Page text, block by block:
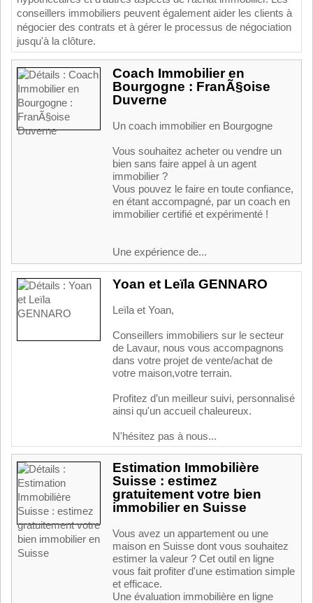
conseill ers immobiliers peuvent également aider les clients à
négocier des contrats et à gérer le processus de négociation
jusqu'à la cl ôture.
Coach Immobilier en
Bourgogne : FranÃ§oise
Duverne
Un coach immobilier en Bourgogne
Vous souhaitez acheter ou vendre un
bien sans faire appel à un agent
immobilier ?
Vous pouvez le faire en toute confiance,
en étant accompagné, par un coach en
immobilier certifié et expérimenté !
Une expérience de...
Yoan et Leïla GENNARO
Leïla et Yoan,
Conseillers immobiliers sur le secteur
de Lavaur, nous vous accompagnons
dans votre projet de vente/achat de
votre maison,votre terrain.
Profitez d’un meilleur suivi, personnalisé
ainsi qu'un accueil chaleureux.
N'hésitez pas à nous...
Estimation Immobilière
Suisse : estimez
gratuitement votre bien
immobilier en Suisse
Vous avez un appartement ou une
maison en Suisse dont vous souhaitez
estimer la valeur ? Cet outil en ligne
vous fait profiter d'une estimation simple
et efficace.
Une évaluation immobilière en ligne